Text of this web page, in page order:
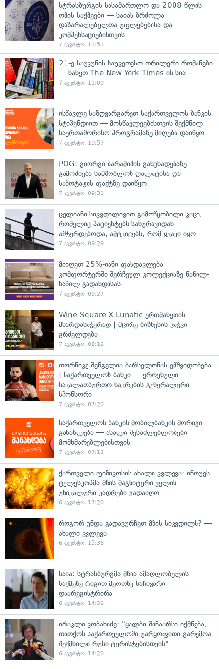
სტრასბურგის სასამართლო და 2008 წლის
ომის საქმეები — საიას ბრძოლა
დაზარალებულთა უფლებებისა და
კომპენსაციებისთვის
7 აგვისტო, 11:53
21-ე საუკუნის საუკეთესო თრილერი რომანები
— ნახეთ The New York Times-ის სია
7 აგვისტო, 11:00
ისწავლე საზღვარგარეთ საქართველოს ბანკის
სტიპენდიით — მოსწავლეებისთვის შექმნილ
საერთაშორისო პროგრამაზე მიღება დაიწყო
7 აგვისტო, 10:57
POG: გიორგი ბარამიძის განცხადებაზე
გამოძიება სამშობლოს ღალატისა და
საბოტაჟის ფაქტზე დაიწყო
7 აგვისტო, 09:31
ცელიანი სიკვდილივით გამოწყობილი კაცი,
რომელიც პაციენტებს სახურავიდან
აშტერდებოდა, ამტკიცებს, რომ ყვავი იყო
7 აგვისტო, 09:29
მიიღეთ 25%-იანი ფასდაკლება
კომფორტერში შერჩეულ კოლექციაზე ნაწილ-
ნაწილ გადახდისას
7 აგვისტო, 09:27
Wine Square X Lunatic ერთმანეთის
მხარდასაჭერად | მცირე ბიზნესის ჯაჭვი
გრძელდება
7 აგვისტო, 08:16
თორნიკე შენგელია ბარსელონას ემშვიდობება
| საქართველოს ბანკი — ეროვნული
საკალათბურთო ნაკრების გენერალური
სპონსორი
7 აგვისტო, 07:20
საქართველოს ბანკის მობილბანკის მორიგი
განახლება — ახალი შესაძლებლობები
მომხმარებლებისთვის
7 აგვისტო, 07:12
ქართველი ფიზიკოსის ახალი კვლევა: ინოუეს
ტელესკოპმა მზის მაგნიტური ველის
უნიკალური კადრები გადაიღო
6 აგვისტო, 17:20
როგორ უნდა გადავურჩეთ მზის სიკვდილს? —
ახალი კვლევა
6 აგვისტო, 15:36
საია: სტრასბურგმა მზია ამაღლობელის
საქმეზე რიგით მეოთხე საჩივარი
დაარეგისტრირა
6 აგვისტო, 14:26
ირაკლი კობახიძე: "ყალბი შინაარსი იქმნება,
თითქოს საქართველოში უარყოფითი გარემოა
შექმნილი რუსი ტურისტებისთვის"
6 აგვისტო, 14:20